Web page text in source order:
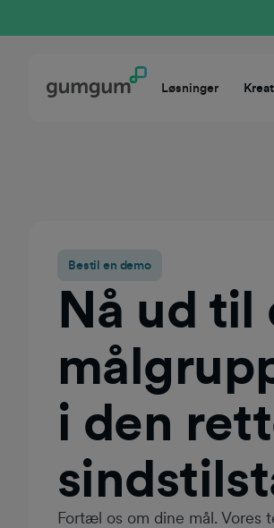
Løsninger
Bestil en demo
Nå ud til
i den
Fortæl os om dine mål. Vores